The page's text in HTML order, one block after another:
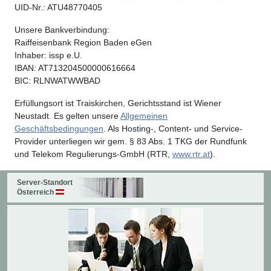
UID-Nr.: ATU48770405
Unsere Bankverbindung:
Raiffeisenbank Region Baden eGen
Inhaber: issp e.U.
IBAN: AT713204500000616664
BIC: RLNWATWWBAD
Erfüllungsort ist Traiskirchen, Gerichtsstand ist Wiener
Neustadt. Es gelten unsereAllgemeinen
Geschäftsbedingungen . Als Hosting-, Content- und Service-
Provider unterliegen wir gem. § 83 Abs. 1 TKG der Rundfunk
und Telekom Regulierungs-GmbH (RTR, www.rtr.at).
Server-Standort
Österreich